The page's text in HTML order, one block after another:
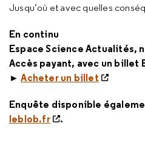
Jusqu’où et avec quelles
En continu
Espace Science Actualités,
Accès payant, avec un billet
►Acheter un billet
Enquête disponible
leblob.fr
.